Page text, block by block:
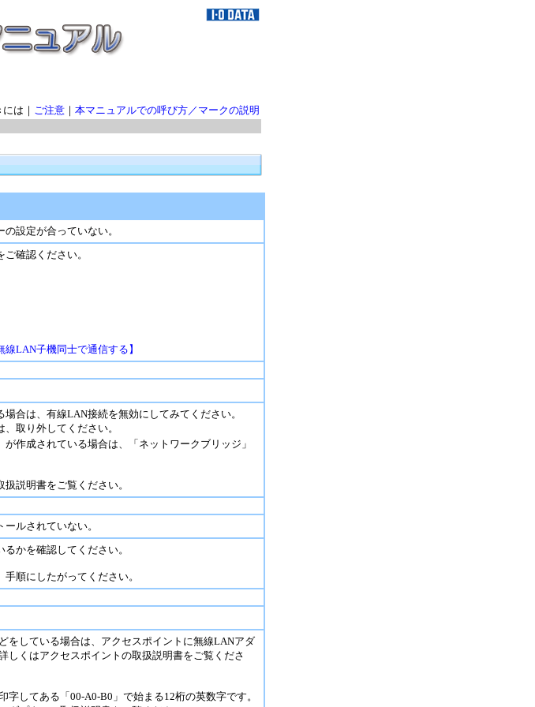
は｜ ご注意 ｜ 本マニュアルでの呼び方／マークの説明
設定が合っていない。
確認ください。
線LAN子機同士で通信する】
合は、有線LAN接続を無効にしてみてください。
取り外してください。
作成されている場合は、「ネットワークブリッジ」
説明書をご覧ください。
ルされていない。
かを確認してください。
手順にしたがってください。
をしている場合は、アクセスポイントに無線LANアダ
詳しくはアクセスポイントの取扱説明書をご覧くださ
してある「00-A0-B0」で始まる12桁の英数字です。